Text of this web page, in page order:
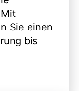
Sie einen
bis